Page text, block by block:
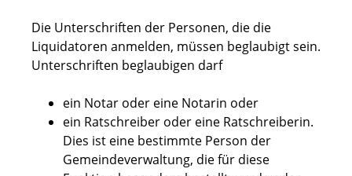
Die Unterschriften der Personen, die die
Liquidatoren anmelden, müssen beglaubigt sein.
Unterschriften beglaubigen darf
ein Notar oder eine Notarin oder
ein Ratschreiber oder eine Ratschreiberin.
Dies ist eine bestimmte Person der
Gemeindeverwaltung, die für diese